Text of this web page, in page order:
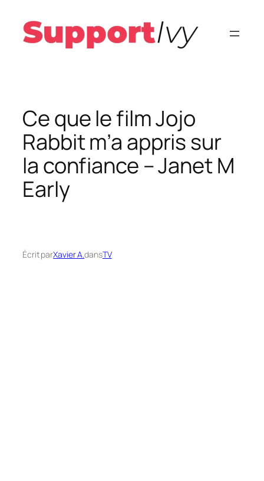
contenu
Ce que le film Jojo
Rabbit m’a appris sur
la confiance – Janet M
Early
Écrit parXavier A.dansTV